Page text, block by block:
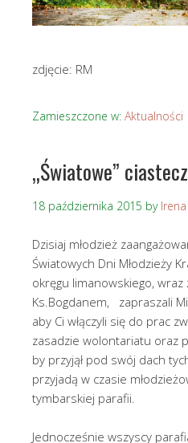
zdjęcie: RM
Zamieszczone w: Aktualności
„Światowe”
18 października 2015 by
Dzisiaj młodzież
Światowych Dni Młodzieży
okręgu limanowskiego,
Ks.Bogdanem, zapraszali
aby Ci włączyli się do prac
zasadzie wolontariatu oraz
by przyjął pod swój dach
przyjadą w czasie
tymbarskiej parafii.
Jednocześnie wszyscy